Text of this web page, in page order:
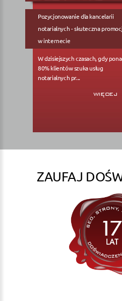
Pozycjonowanie dla kancelarii
notarialnych - skuteczna
w internecie
W dzisiejszych czasach, gdy
80% klientów szuka usług
notarialnych pr...
więcej
ZAUFAJ